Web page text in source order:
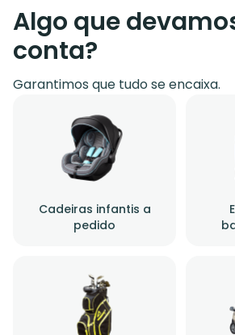
Algo que
conta?
Garantimos que tudo se encaixa.
Cadeiras infantis a
pedido